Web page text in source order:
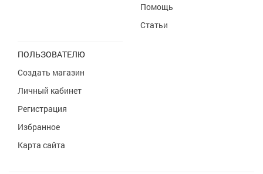
Помощь
Статьи
ПОЛЬЗОВАТЕЛЮ
Создать магазин
Личный кабинет
Регистрация
Избранное
Карта сайта